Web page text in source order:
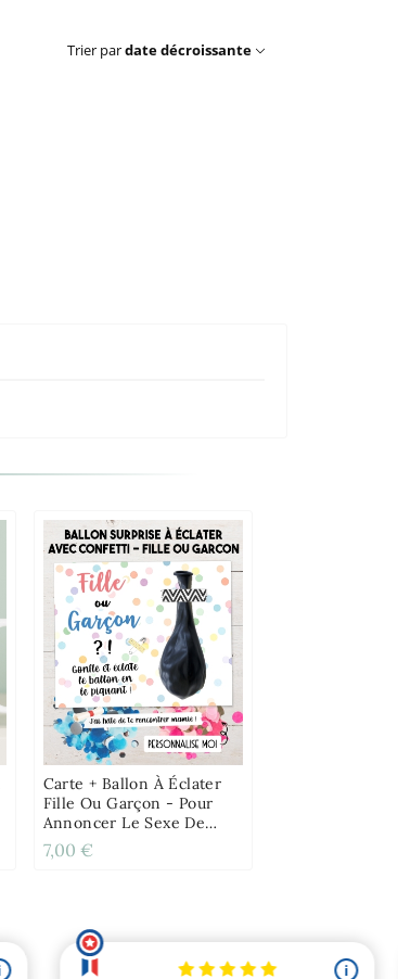
Trier pardate décroissante
Carte + Ballon À Éclater
Fille Ou Garçon - Pour
Annoncer Le Sexe De
Bébé
7,00 €